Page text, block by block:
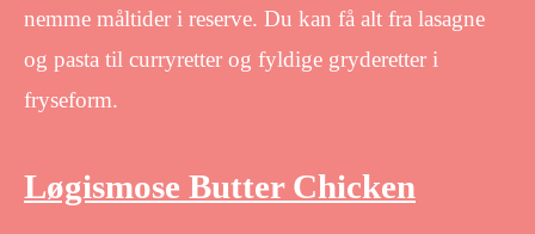
nemme måltider i reserve. Du kan få alt fra lasagne
og pasta til curryretter og fyldige gryderetter i
fryseform.
Løgismose Butter Chicken